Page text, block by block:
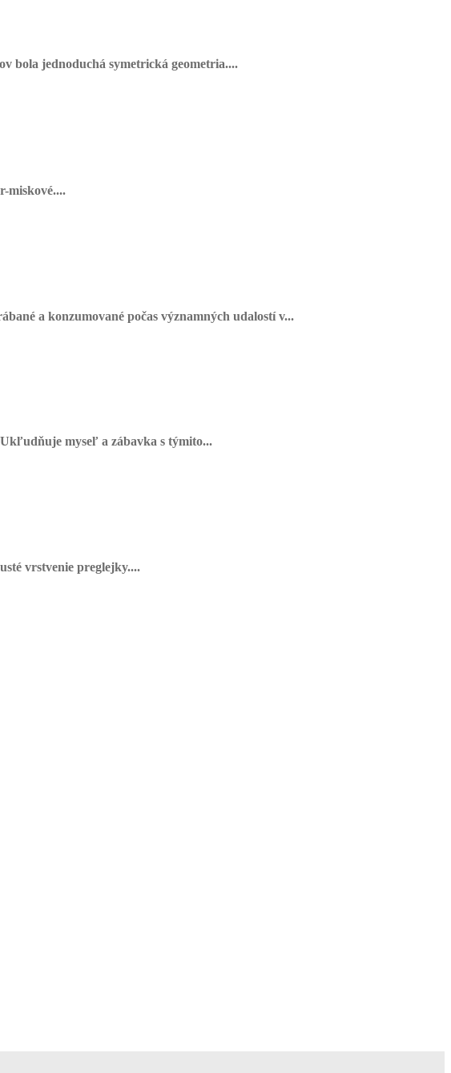
bola jednoduchá symetrická geometria....
miskové....
a konzumované počas významných udalostí v...
myseľ a zábavka s týmito...
vrstvenie preglejky....